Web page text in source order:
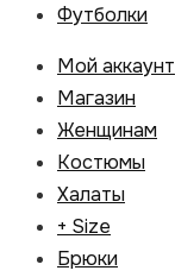
Футболки
Мой аккаунт
Магазин
Женщинам
Костюмы
Халаты
+ Size
Брюки